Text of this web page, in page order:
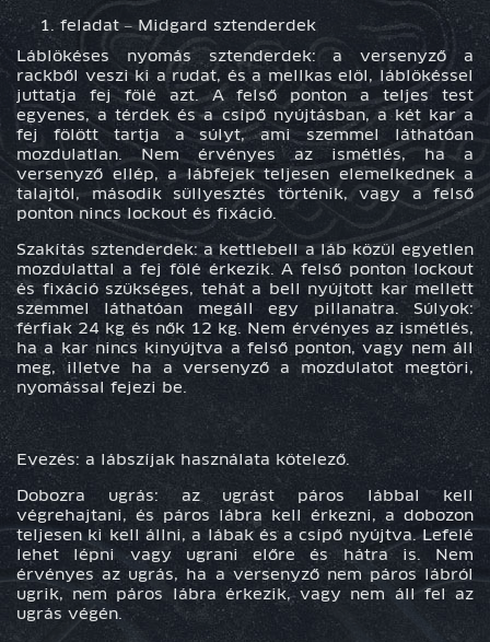
feladat – Midgard sztenderdek
Láblökéses nyomás sztenderdek: a versenyző a
rackből veszi ki a rudat, és a mellkas elöl, láblökéssel
juttatja fej fölé azt. A felső ponton a teljes test
egyenes, a térdek és a csípő nyújtásban, a két kar a
fej fölött tartja a súlyt, ami szemmel láthatóan
mozdulatlan. Nem érvényes az ismétlés, ha a
versenyző ellép, a lábfejek teljesen elemelkednek a
talajtól, második süllyesztés történik, vagy a felső
ponton nincs lockout és fixáció.
Szakítás sztenderdek: a kettlebell a láb közül egyetlen
mozdulattal a fej fölé érkezik. A felső ponton lockout
és fixáció szükséges, tehát a bell nyújtott kar mellett
szemmel láthatóan megáll egy pillanatra. Súlyok:
férfiak 24 kg és nők 12 kg. Nem érvényes az ismétlés,
ha a kar nincs kinyújtva a felső ponton, vagy nem áll
meg, illetve ha a versenyző a mozdulatot megtöri,
nyomással fejezi be.
Evezés: a lábszíjak használata kötelező.
Dobozra ugrás: az ugrást páros lábbal kell
végrehajtani, és páros lábra kell érkezni, a dobozon
teljesen ki kell állni, a lábak és a csípő nyújtva. Lefelé
lehet lépni vagy ugrani előre és hátra is. Nem
érvényes az ugrás, ha a versenyző nem páros lábról
ugrik, nem páros lábra érkezik, vagy nem áll fel az
ugrás végén.